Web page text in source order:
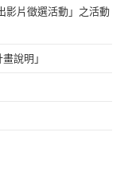
影片徵選活動」之活動
說明」